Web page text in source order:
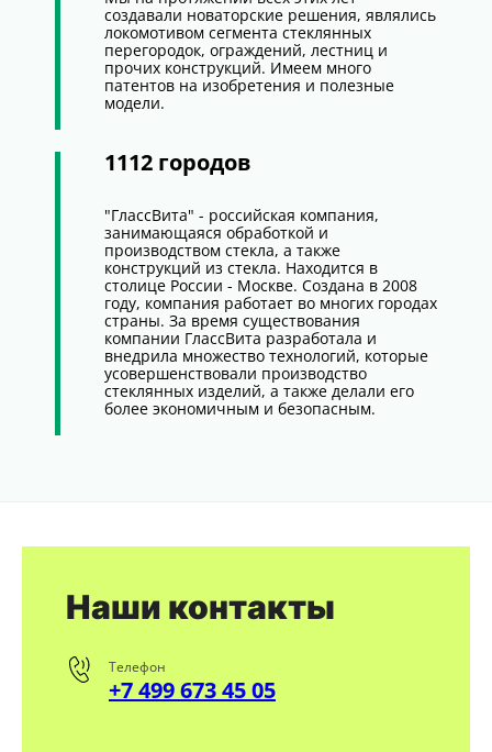
создавали новаторские решения, являлись
локомотивом сегмента стеклянных
перегородок, ограждений, лестниц и
прочих конструкций. Имеем много
патентов на изобретения и полезные
модели.
1112 городов
"ГлассВита" - российская компания,
занимающаяся обработкой и
производством стекла, а также
конструкций из стекла. Находится в
столице России - Москве. Создана в 2008
году, компания работает во многих городах
страны. За время существования
компании ГлассВита разработала и
внедрила множество технологий, которые
усовершенствовали производство
стеклянных изделий, а также делали его
более экономичным и безопасным.
Наши контакты
Телефон
+7 499 673 45 05